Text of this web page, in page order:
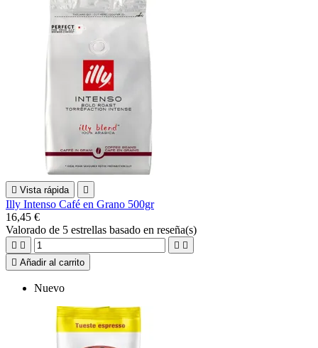
 Vista rápida 
Illy Intenso Café en Grano 500gr
16,45 €
Valorado de 5 estrellas basado en reseña(s)
   
 Añadir al carrito
Nuevo